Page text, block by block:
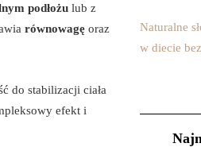
podłożu lub z
równowagę oraz
do stabilizacji ciała
efekt i
Naturalne
w diecie